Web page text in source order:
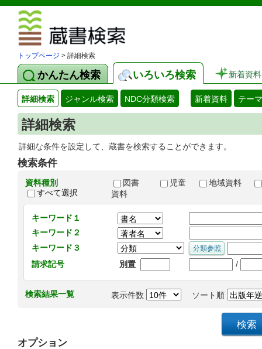
トップページ > 詳細検索
かんたん検索 いろいろ検索 新着資料
詳細検索 ジャンル検索 NDC分類検索 新着資料 テー
詳細検索
詳細な条件を設定して、蔵書を検索することができます。
検索条件
資料種別
すべて選択
図書 児童
地域資料
資料
キーワード１
キーワード２
キーワード３
請求記号
別置 /
検索結果一覧 表示件数 ソート順
オプション